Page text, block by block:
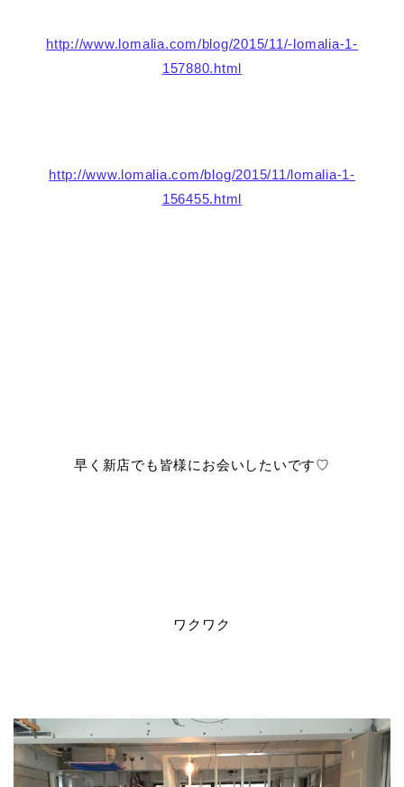
http://www.lomalia.com/blog/2015/11/-lomalia-1-
157880.html
http://www.lomalia.com/blog/2015/11/lomalia-1-
156455.html
早く新店でも皆様にお会いしたいです♡
ワクワク